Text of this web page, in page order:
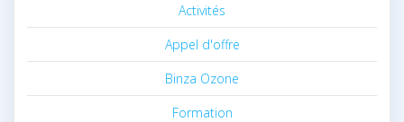
Activités
Appel d'offre
Binza Ozone
Formation